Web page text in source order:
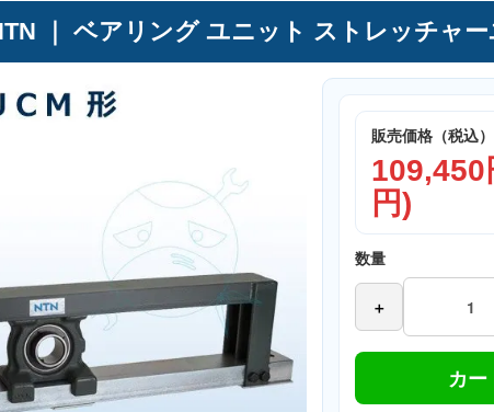
｜ ベアリング ユニット ストレッチャー
販売価格（税込）
109,450
円)
数量
＋
カー